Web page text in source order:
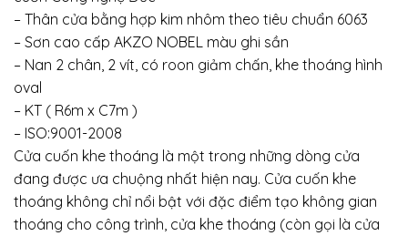
– Thân cửa bằng hợp kim nhôm theo tiêu chuẩn 6063
– Sơn cao cấp AKZO NOBEL màu ghi sần
– Nan 2 chân, 2 vít, có roon giảm chấn, khe thoáng hình
oval
– KT ( R6m x C7m )
– ISO:9001-2008
Cửa cuốn khe thoáng là một trong những dòng cửa
đang được ưa chuộng nhất hiện nay. Cửa cuốn khe
thoáng không chỉ nổi bật với đặc điểm tạo không gian
thoáng cho công trình, cửa khe thoáng (còn gọi là cửa